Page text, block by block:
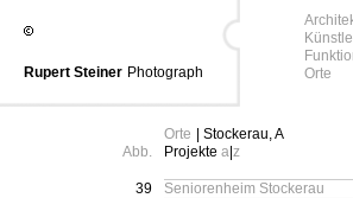
Rupert Steiner Photograph
Orte
Orte
| Stockerau, A
Abb.
Projekte a z
39
Seniorenheim Stockerau